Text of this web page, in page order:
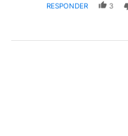
RESPONDER 3